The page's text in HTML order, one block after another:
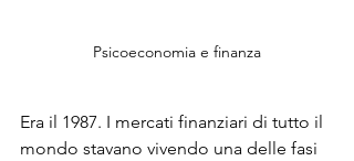
Psicoeconomia e finanza
Era il 1987. I mercati finanziari di tutto il
mondo stavano vivendo una delle fasi